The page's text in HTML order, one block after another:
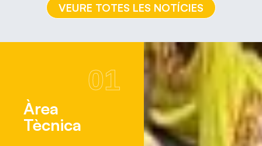
VEURE TOTES LES NOTÍCIES
01
Àrea
Tècnica